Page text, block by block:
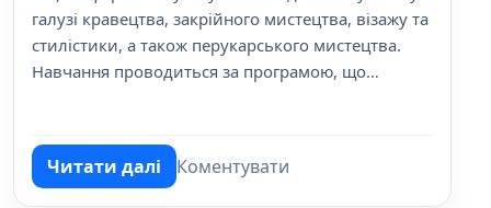
галузі кравецтва, закрійного мистецтва, візажу та
стилістики, а також перукарського мистецтва.
Навчання проводиться за програмою, що
Читати даліпро Ліцей сфери обслуговування
Коментувати